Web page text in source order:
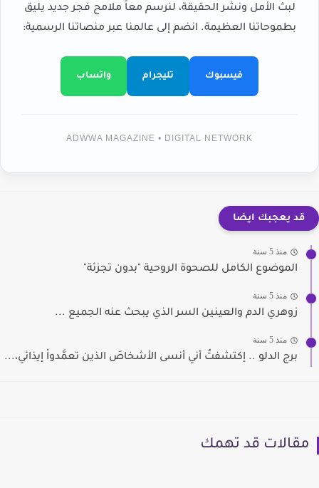
لبث الأمل ونشر الحقيقة، لنرسم معاً ملامح فجر جديد يليق
بطموحاتنا العظيمة. انضم إلى عالمنا عبر منصاتنا الرسمية:
فيسبوك تليجرام واتساب
ADWWA MAGAZINE • DIGITAL NETWORK
قد يعجبك ايضا
منذ 5 سنة
الموضوع الكامل للصحوة الروحية "بدون تجزئة"
منذ 5 سنة
زوهري الدم والعينين السر الذي يبحث عنه الجميع ...
منذ 5 سنة
برج الدلو .. إكتشفتُ أني أنسى الأشخاصَ الذين تعمَّدواْ إيذائي،...
مقالات قد تهمك